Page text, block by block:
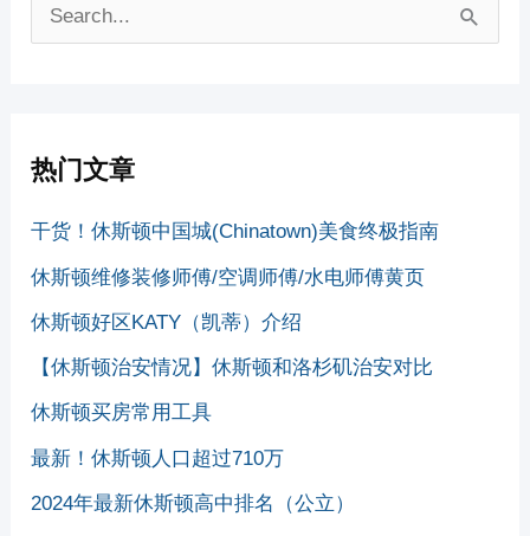
热门文章
干货！休斯顿中国城(Chinatown)美食终极指南
休斯顿维修装修师傅/空调师傅/水电师傅黄页
休斯顿好区KATY（凯蒂）介绍
【休斯顿治安情况】休斯顿和洛杉矶治安对比
休斯顿买房常用工具
最新！休斯顿人口超过710万
2024年最新休斯顿高中排名（公立）